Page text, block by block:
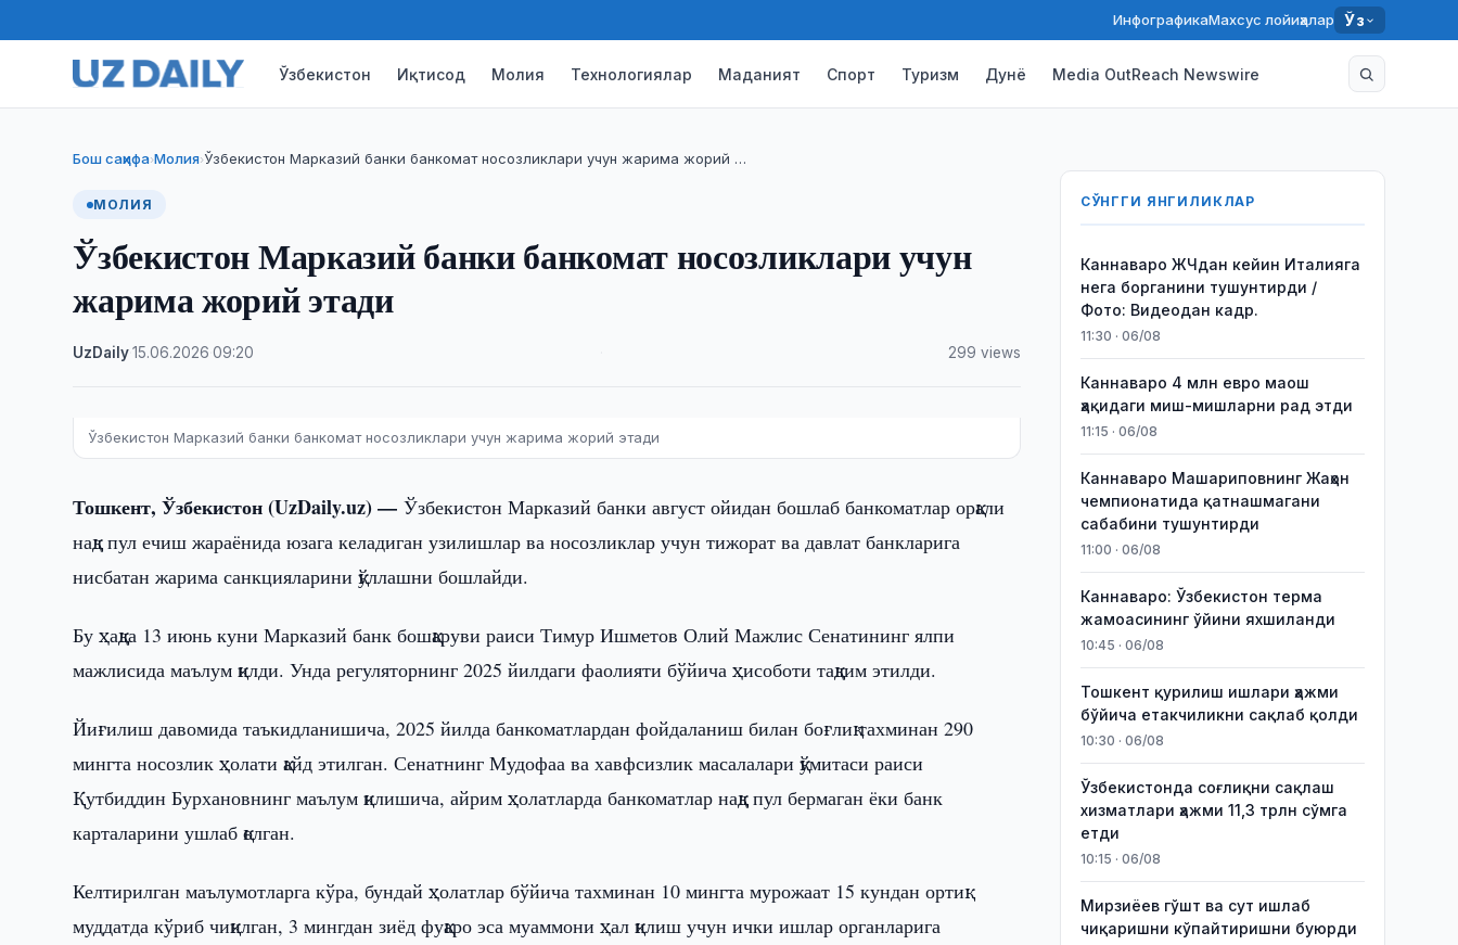
ИнфографикаМахсус лойиҳалар Ўз
Ўзбекистон Иқтисод Молия Технологиялар Маданият Спорт Туризм Дунё Media OutReach Newswire
Бош саҳифа›Молия›Ўзбекистон Марказий банки банкомат носозликлари учун жарима жорий …
МОЛИЯ
Ўзбекистон Марказий банки банкомат носозликлари учун
жарима жорий этади
UzDaily·15.06.2026 ·09:20 299 views
Ўзбекистон Марказий банки банкомат носозликлари учун жарима жорий этади
Тошкент, Ўзбекистон (UzDaily.uz) —Ўзбекистон Марказий банки август ойидан бошлаб банкоматлар орқали
нақд пул ечиш жараёнида юзага келадиган узилишлар ва носозликлар учун тижорат ва давлат банкларига
нисбатан жарима санкцияларини қўллашни бошлайди.
Бу ҳақда 13 июнь куни Марказий банк бошқаруви раиси Тимур Ишметов Олий Мажлис Сенатининг ялпи
мажлисида маълум қилди. Унда регуляторнинг 2025 йилдаги фаолияти бўйича ҳисоботи тақдим этилди.
Йиғилиш давомида таъкидланишича, 2025 йилда банкоматлардан фойдаланиш билан боғлиқ тахминан 290
мингта носозлик ҳолати қайд этилган. Сенатнинг Мудофаа ва хавфсизлик масалалари қўмитаси раиси
Қутбиддин Бурхановнинг маълум қилишича, айрим ҳолатларда банкоматлар нақд пул бермаган ёки банк
карталарини ушлаб қолган.
Келтирилган маълумотларга кўра, бундай ҳолатлар бўйича тахминан 10 мингта мурожаат 15 кундан ортиқ
муддатда кўриб чиқилган, 3 мингдан зиёд фуқаро эса муаммони ҳал қилиш учун ички ишлар органларига
СЎНГГИ ЯНГИЛИКЛАР
Каннаваро ЖЧдан кейин Италияга
нега борганини тушунтирди /
Фото: Видеодан кадр.
11:30 · 06/08
Каннаваро 4 млн евро маош
ҳақидаги миш-мишларни рад этди
11:15 · 06/08
Каннаваро Машариповнинг Жаҳон
чемпионатида қатнашмагани
сабабини тушунтирди
11:00 · 06/08
Каннаваро: Ўзбекистон терма
жамоасининг ўйини яхшиланди
10:45 · 06/08
Тошкент қурилиш ишлари ҳажми
бўйича етакчиликни сақлаб қолди
10:30 · 06/08
Ўзбекистонда соғлиқни сақлаш
хизматлари ҳажми 11,3 трлн сўмга
етди
10:15 · 06/08
Мирзиёев гўшт ва сут ишлаб
чиқаришни кўпайтиришни буюрди